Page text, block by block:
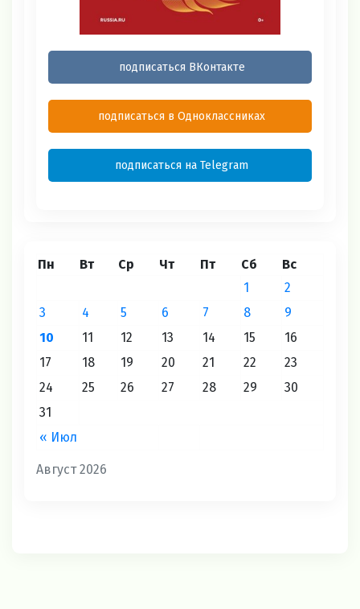
подписаться ВКонтакте
подписаться в Одноклассниках
подписаться на Telegram
Август 2026
Пн Вт Ср Чт Пт Сб Вс
« Июл
1
2
3
4 5 6 7 8
9
10
11 12 13 14 15
16
17
18 19 20 21 22
23
24
25 26 27 28 29
30
31